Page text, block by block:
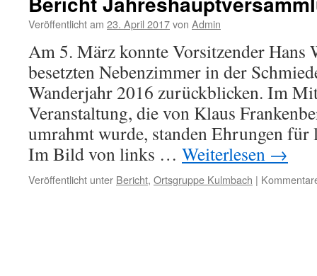
Märzwanderung
Veröffentlicht am 23. April 2017von Admin
Am 5. März konnte Vorsitzender Hans
besetzten Nebenzimmer in der
Wanderjahr 2016 zurückblicken. Im
Veranstaltung, die von Klaus
umrahmt wurde, standen Ehrungen
Im Bild von links … Weiterlesen →
Veröffentlicht unter Bericht, Ortsgruppe Kulmbach |